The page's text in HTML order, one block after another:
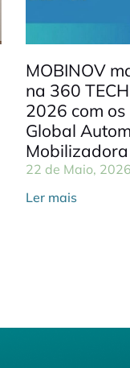
MOBINOV
na 360
2026 com
Global
22 de Maio, 2026
Ler mais